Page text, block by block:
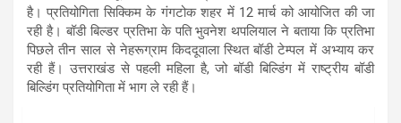
है। प्रतियोगिता सिक्किम के गंगटोक शहर में 12 मार्च को आयोजित की जा
रही है। बॉडी बिल्डर प्रतिभा के पति भुवनेश थपलियाल ने बताया कि प्रतिभा
पिछले तीन साल से नेहरूग्राम किददूवाला स्थित बॉडी टेम्पल में अभ्याय कर
रही हैं। उत्तराखंड से पहली महिला है, जो बॉडी बिल्डिंग में राष्ट्रीय बॉडी
बिल्डिंग प्रतियोगिता में भाग ले रही हैं।